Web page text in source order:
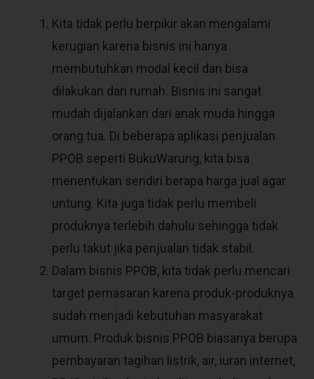
Kita tidak perlu berpikir akan mengalami
kerugian karena bisnis ini hanya
membutuhkan modal kecil dan bisa
dilakukan dari rumah. Bisnis ini sangat
mudah dijalankan dari anak muda hingga
orang tua. Di beberapa aplikasi penjualan
PPOB seperti BukuWarung, kita bisa
menentukan sendiri berapa harga jual agar
untung. Kita juga tidak perlu membeli
produknya terlebih dahulu sehingga tidak
perlu takut jika penjualan tidak stabil.
Dalam bisnis PPOB, kita tidak perlu mencari
target pemasaran karena produk-produknya
sudah menjadi kebutuhan masyarakat
umum. Produk bisnis PPOB biasanya berupa
pembayaran tagihan listrik, air, iuran internet,